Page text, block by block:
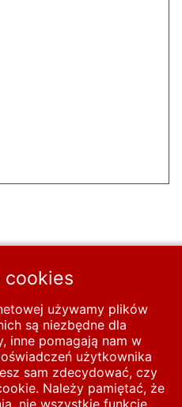
Waldemar (2012-2013)
cookies
używamy plików
są niezbędne dla
inne pomagają nam w
użytkownika
sam zdecydować, czy
Należy pamiętać, że
nie wszystkie funkcje